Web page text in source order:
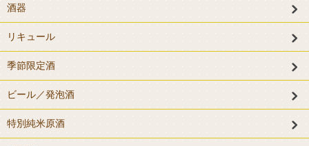
酒器
リキュール
季節限定酒
ビール／発泡酒
特別純米原酒